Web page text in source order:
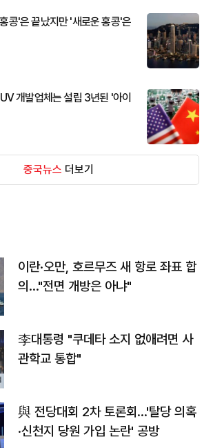
콩'은 끝났지만 '새로운 홍콩'은
개발업체는 설립 3년된 '아이
중국뉴스 더보기
이란·오만, 호르무즈 새 항로 좌표 합
의…"전면 개방은 아냐"
李대통령 "쿠데타 소지 없애려면 사
관학교 통합"
與 전당대회 2차 토론회…'탈당 의혹
·신천지 당원 가입 논란' 공방